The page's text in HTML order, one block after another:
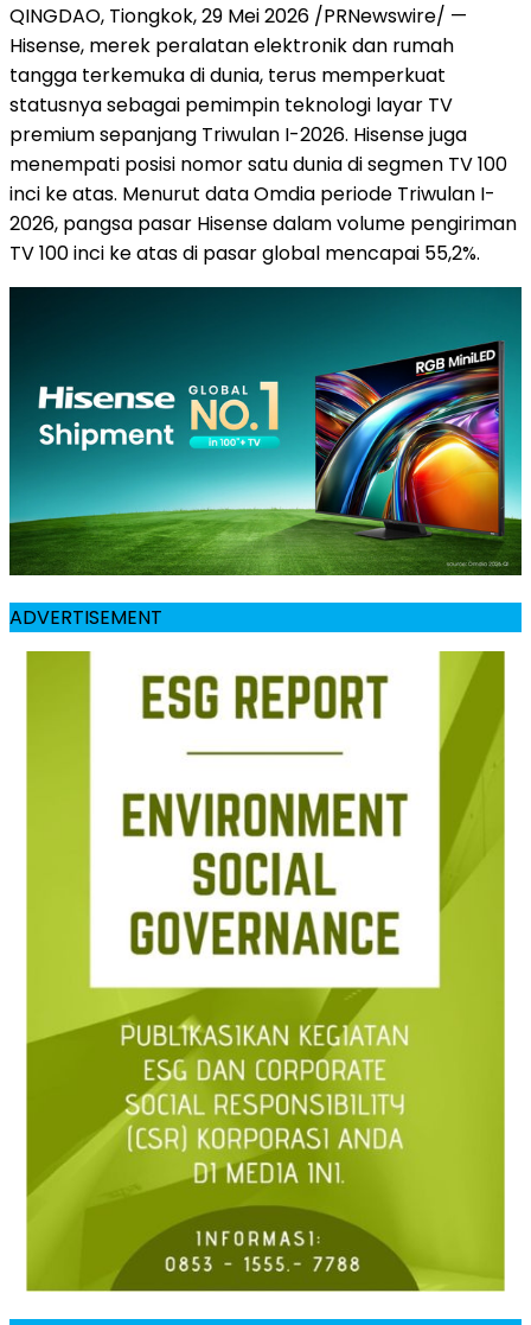
QINGDAO, Tiongkok, 29 Mei 2026 /PRNewswire/ —
Hisense, merek peralatan elektronik dan rumah
tangga terkemuka di dunia, terus memperkuat
statusnya sebagai pemimpin teknologi layar TV
premium sepanjang Triwulan I-2026. Hisense juga
menempati posisi nomor satu dunia di segmen TV 100
inci ke atas. Menurut data Omdia periode Triwulan I-
2026, pangsa pasar Hisense dalam volume pengiriman
TV 100 inci ke atas di pasar global mencapai 55,2%.
ADVERTISEMENT